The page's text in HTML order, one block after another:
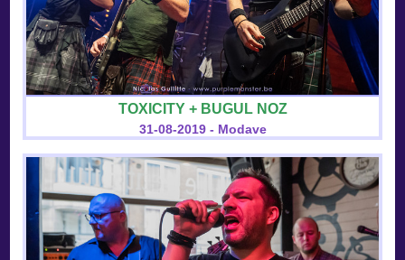
TOXICITY + BUGUL NOZ
31-08-2019 - Modave